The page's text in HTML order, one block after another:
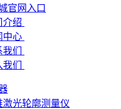
官网入口
介绍
中心
们
们
激光轮廓测量仪